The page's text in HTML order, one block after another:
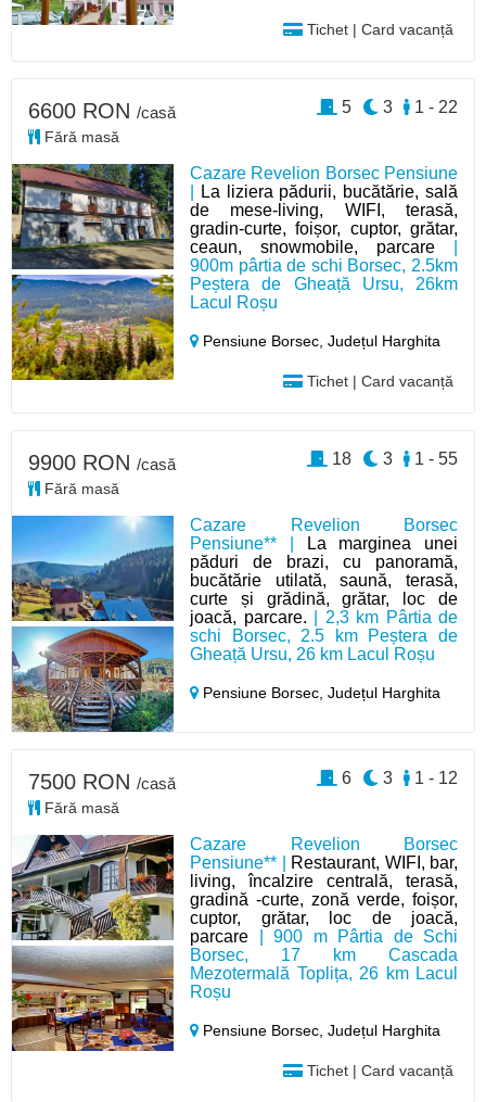
Tichet | Card vacanță
Cazare Revelion Borsec Pensiune
La liziera pădurii, bucătărie, sală
de mese-living, WIFI, terasă,
gradin-curte, foișor, cuptor, grătar,
ceaun, snowmobile, parcare
900m pârtia de schi Borsec, 2.5km
Peștera de Gheață Ursu, 26km
Lacul Roșu
Pensiune Borsec,Județul Harghita
Tichet | Card vacanță
6600 RON /casă
Fără masă
1 - 22
3
5
Cazare Revelion Borsec
Pensiune** |
La marginea unei
păduri de brazi, cu panoramă,
bucătărie utilată, saună, terasă,
curte și grădină, grătar, loc de
joacă, parcare. | 2,3 km Pârtia de
schi Borsec, 2.5 km Peștera de
Gheață Ursu, 26 km Lacul Roșu
Pensiune Borsec,Județul Harghita
9900 RON /casă
Fără masă
1 - 55
3
18
Cazare Revelion Borsec
Pensiune** |
Restaurant, WIFI, bar,
living, încalzire centrală, terasă,
gradină -curte, zonă verde, foișor,
cuptor, grătar, loc de joacă,
parcare | 900 m Pârtia de Schi
Borsec, 17 km Cascada
Mezotermală Toplița, 26 km Lacul
Roșu
Pensiune Borsec,Județul Harghita
Tichet | Card vacanță
7500 RON /casă
Fără masă
1 - 12
3
6